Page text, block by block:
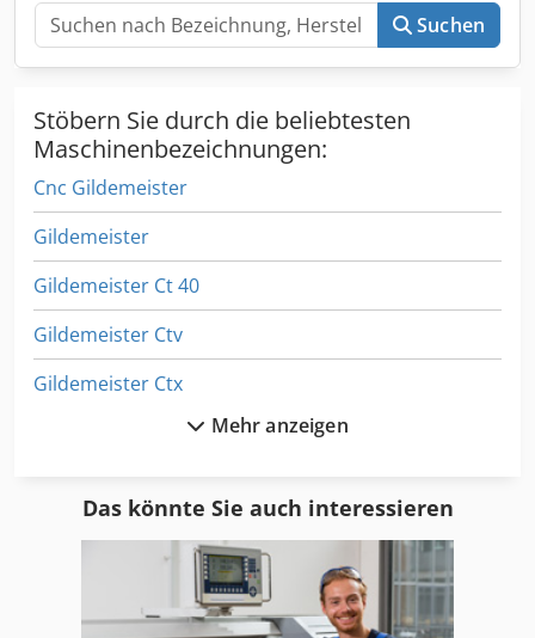
Suchen
Stöbern Sie durch die beliebtesten
Maschinenbezeichnungen:
Cnc Gildemeister
Gildemeister
Gildemeister Ct 40
Gildemeister Ctv
Gildemeister Ctx
Gildemeister Ctx 200
Gildemeister Ctx 410
Gildemeister Ctx 420 Linear
Mehr anzeigen
Das könnte Sie auch interessieren